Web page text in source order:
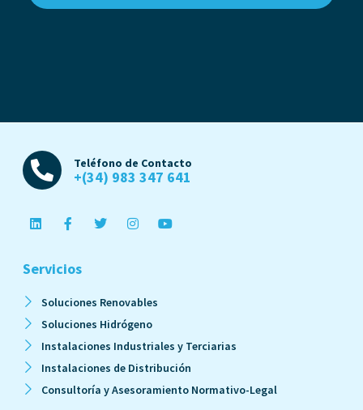
Teléfono de Contacto
+(34) 983 347 641
Servicios
Soluciones Renovables
Soluciones Hidrógeno
Instalaciones Industriales y Terciarias
Instalaciones de Distribución
Consultoría y Asesoramiento Normativo-Legal